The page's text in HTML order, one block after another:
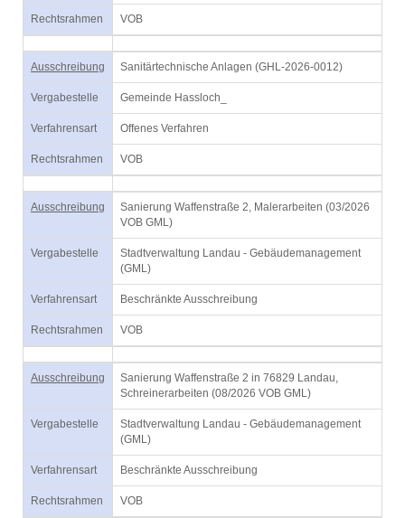
Rechtsrahmen VOB
Ausschreibung Sanitärtechnische Anlagen (GHL-2026-0012)
Vergabestelle Gemeinde Hassloch_
Verfahrensart Offenes Verfahren
Rechtsrahmen VOB
Ausschreibung
Sanierung Waffenstraße 2, Malerarbeiten (03/2026
VOB GML)
Vergabestelle
Stadtverwaltung Landau - Gebäudemanagement
(GML)
Verfahrensart Beschränkte Ausschreibung
Rechtsrahmen VOB
Ausschreibung
Sanierung Waffenstraße 2 in 76829 Landau,
Schreinerarbeiten (08/2026 VOB GML)
Vergabestelle
Stadtverwaltung Landau - Gebäudemanagement
(GML)
Verfahrensart Beschränkte Ausschreibung
Rechtsrahmen VOB